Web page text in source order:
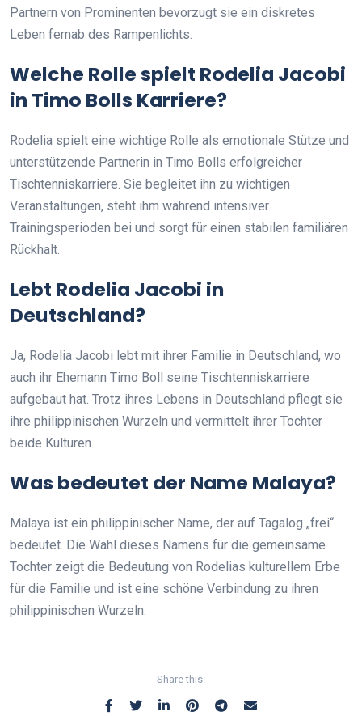
Partnern von Prominenten bevorzugt sie ein diskretes
Leben fernab des Rampenlichts.
Welche Rolle spielt Rodelia Jacobi
in Timo Bolls Karriere?
Rodelia spielt eine wichtige Rolle als emotionale Stütze und
unterstützende Partnerin in Timo Bolls erfolgreicher
Tischtenniskarriere. Sie begleitet ihn zu wichtigen
Veranstaltungen, steht ihm während intensiver
Trainingsperioden bei und sorgt für einen stabilen familiären
Rückhalt.
Lebt Rodelia Jacobi in
Deutschland?
Ja, Rodelia Jacobi lebt mit ihrer Familie in Deutschland, wo
auch ihr Ehemann Timo Boll seine Tischtenniskarriere
aufgebaut hat. Trotz ihres Lebens in Deutschland pflegt sie
ihre philippinischen Wurzeln und vermittelt ihrer Tochter
beide Kulturen.
Was bedeutet der Name Malaya?
Malaya ist ein philippinischer Name, der auf Tagalog „frei“
bedeutet. Die Wahl dieses Namens für die gemeinsame
Tochter zeigt die Bedeutung von Rodelias kulturellem Erbe
für die Familie und ist eine schöne Verbindung zu ihren
philippinischen Wurzeln.
Share this: